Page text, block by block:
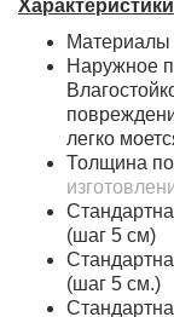
Характеристики
Наружное
легко
Толщина
(шаг 5 см)
(шаг 5 см.)